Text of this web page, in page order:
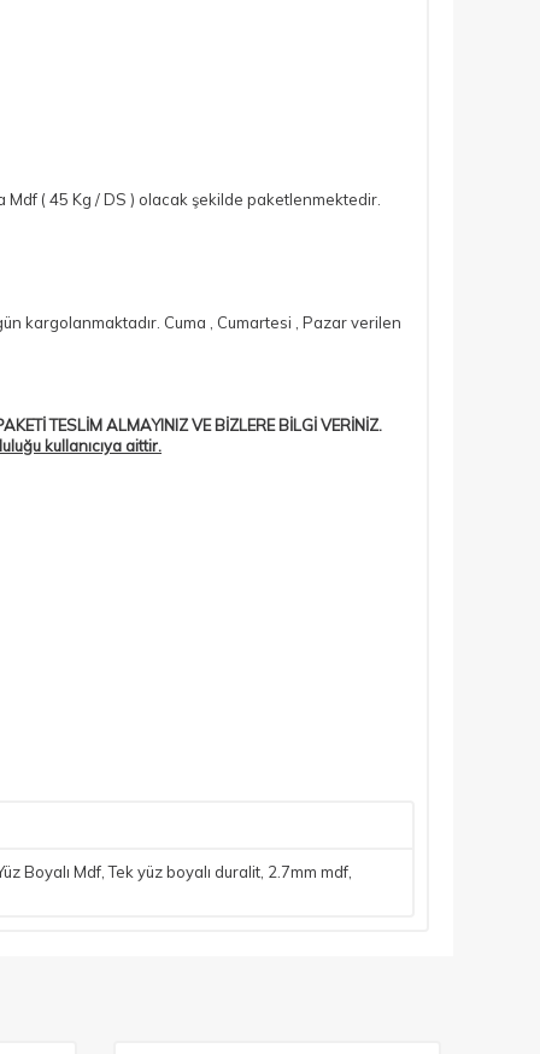
( 45 Kg / DS ) olacak şekilde paketlenmektedir.
kargolanmaktadır. Cuma , Cumartesi , Pazar verilen
TESLİM ALMAYINIZ VE BİZLERE BİLGİ VERİNİZ.
kullanıcıya aittir.
Boyalı Mdf ,Tek yüz boyalı duralit 2.7mm mdf